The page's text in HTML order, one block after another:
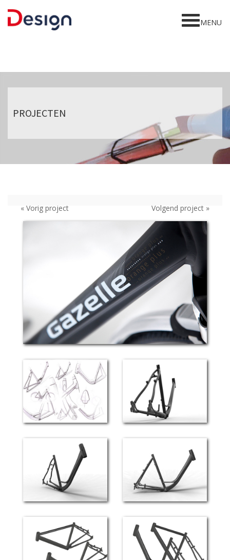
Home
Projecten
Contact
MENU
PROJECTEN
« Vorig project Volgend project »